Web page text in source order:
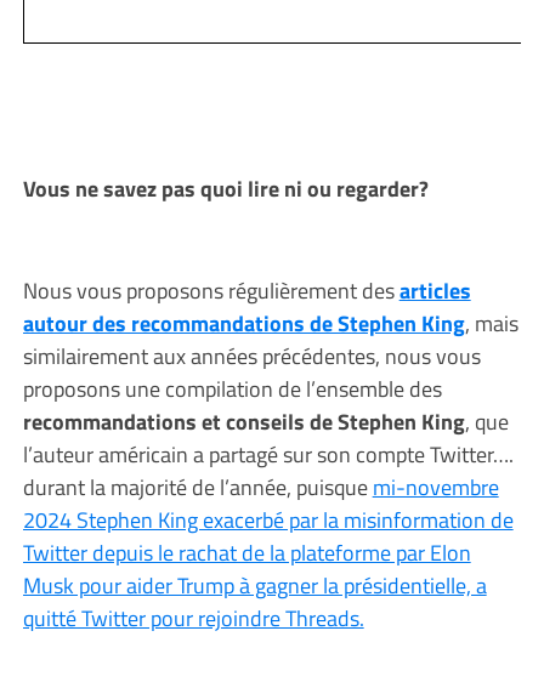
Vous ne savez pas quoi lire ni ou regarder?
Nous vous proposons régulièrement desarticles
autour des recommandations de Stephen King, mais
similairement aux années précédentes, nous vous
proposons une compilation de l’ensemble des
recommandations et conseils de Stephen King, que
l’auteur américain a partagé sur son compte Twitter….
durant la majorité de l’année, puisquemi-novembre
2024 Stephen King exacerbé par la misinformation de
Twitter depuis le rachat de la plateforme par Elon
Musk pour aider Trump à gagner la présidentielle, a
quitté Twitter pour rejoindre Threads.